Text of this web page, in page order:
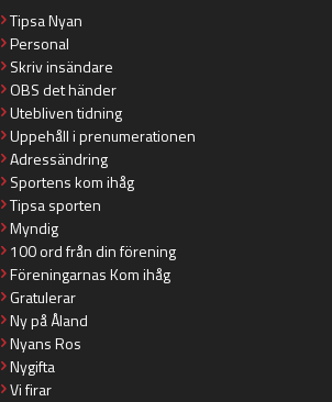
Tipsa Nyan
Personal
Skriv insändare
OBS det händer
Utebliven tidning
Uppehåll i prenumerationen
Adressändring
Sportens kom ihåg
Tipsa sporten
Myndig
100 ord från din förening
Föreningarnas Kom ihåg
Gratulerar
Ny på Åland
Nyans Ros
Nygifta
Vi firar